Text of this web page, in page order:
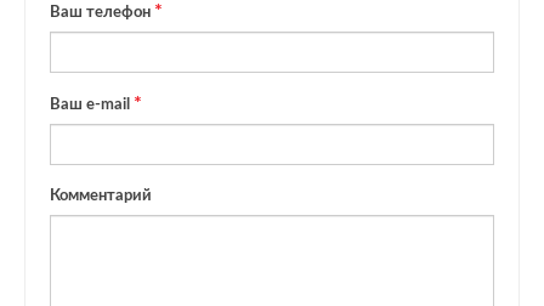
Ваш телефон
Ваш e-mail
Комментарий